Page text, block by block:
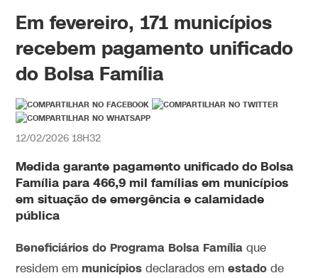
Em fevereiro, 171 municípios
recebem pagamento unificado
do Bolsa Família
12/02/2026 18H32
Medida garante pagamento unificado do Bolsa
Família para 466,9 mil famílias em municípios
em situação de emergência e calamidade
pública
Beneficiários do Programa Bolsa Famíliaque
residem emmunicípios declarados emestado de